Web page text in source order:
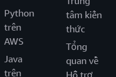
Python
trên
AWS
Java
trên
tâm kiến
thức
Tổng
quan về
Hỗ trợ